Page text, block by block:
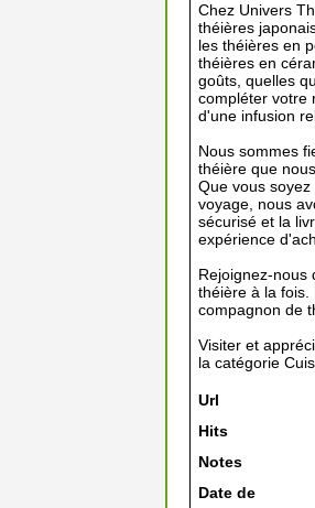
Chez Univers
théières
les théières en
théières en
goûts, quelles
compléter votre
d'une infusion
Nous sommes
théière que
Que vous
voyage, nous
sécurisé et la
expérience
Rejoignez-nous
théière à la fois.
compagnon de
Visiter et
la catégorie
Url
Hits
Notes
Date de